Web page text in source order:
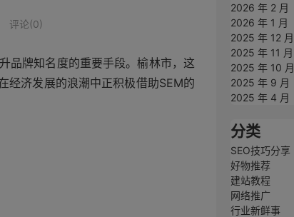
评论(0)
品牌知名度的重要手段。榆林市，这
经济发展的浪潮中正积极借助SEM的
2026 年 2 月
2026 年 1 月
2025 年 12 月
2025 年 11 月
2025 年 10 月
2025 年 9 月
2025 年 4 月
分类
SEO技巧分享
好物推荐
建站教程
网络推广
行业新鲜事